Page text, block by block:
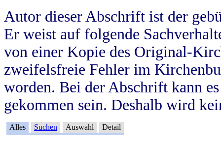
Autor dieser Abschrift ist der
Er weist auf folgende
von einer Kopie des Original-
zweifelsfreie Fehler im
worden. Bei der Abschrift kann
gekommen sein. Deshalb wird
Alles Suchen Auswahl Detail